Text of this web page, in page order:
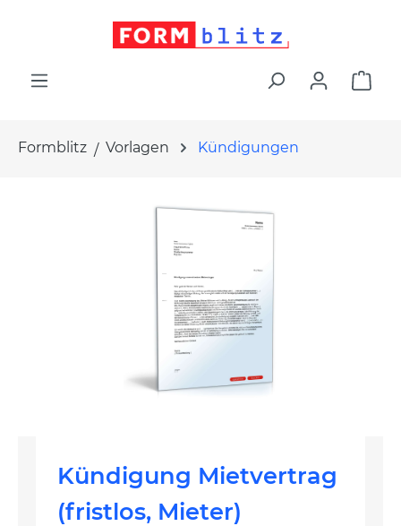
Formblitz Vorlagen Kündigungen
Kündigung Mietvertrag
(fristlos, Mieter)